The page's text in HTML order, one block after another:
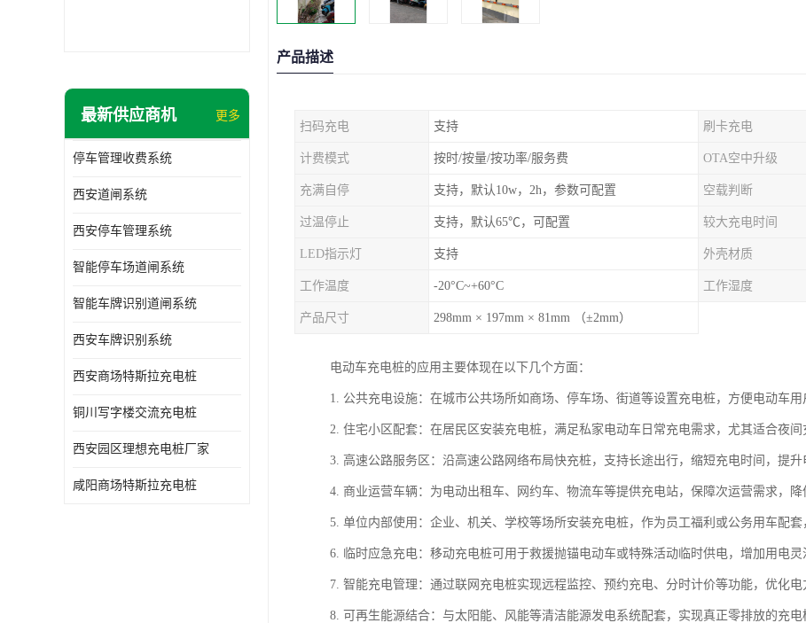
最新供应商机 更多
停车管理收费系统
西安道闸系统
西安停车管理系统
智能停车场道闸系统
智能车牌识别道闸系统
西安车牌识别系统
西安商场特斯拉充电桩
铜川写字楼交流充电桩
西安园区理想充电桩厂家
咸阳商场特斯拉充电桩
产品描述
扫码充电 支持 刷卡充电
计费模式 按时/按量/按功率/服务费 OTA空中升级
充满自停 支持，默认10w，2h，参数可配置 空载判断
过温停止 支持，默认65℃，可配置 较大充电时间
LED指示灯 支持 外壳材质
工作温度 -20°C~+60°C 工作湿度
产品尺寸 298mm × 197mm × 81mm （±2mm）
电动车充电桩的应用主要体现在以下几个方面：
1. 公共充电设施：在城市公共场所如商场、停车场、街道等设置充电桩，方便电动车用
2. 住宅小区配套：在居民区安装充电桩，满足私家电动车日常充电需求，尤其适合夜间
3. 高速公路服务区：沿高速公路网络布局快充桩，支持长途出行，缩短充电时间，提升
4. 商业运营车辆：为电动出租车、网约车、物流车等提供充电站，保障次运营需求，降
5. 单位内部使用：企业、机关、学校等场所安装充电桩，作为员工福利或公务用车配套
6. 临时应急充电：移动充电桩可用于救援抛锚电动车或特殊活动临时供电，增加用电灵
7. 智能充电管理：通过联网充电桩实现远程监控、预约充电、分时计价等功能，优化电
8. 可再生能源结合：与太阳能、风能等清洁能源发电系统配套，实现真正零排放的充电